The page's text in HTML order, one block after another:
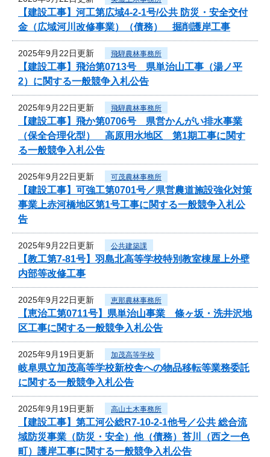
【建設工事】河工第広域4-2-1号/公共 防災・安全交付
金（広域河川改修事業）（債務） 掘削護岸工事
2025年9月22日更新 飛騨農林事務所
【建設工事】飛治第0713号 県単治山工事（湯ノ平
2）に関する一般競争入札公告
2025年9月22日更新 飛騨農林事務所
【建設工事】飛か第0706号 県営かんがい排水事業
（保全合理化型） 高原用水地区 第1期工事に関す
る一般競争入札公告
2025年9月22日更新 可茂農林事務所
【建設工事】可強工第0701号／県営農道施設強化対策
事業上赤河橋地区第1号工事に関する一般競争入札公
告
2025年9月22日更新 公共建築課
【教工第7-81号】羽島北高等学校特別教室棟屋上外壁
内部等改修工事
2025年9月22日更新 恵那農林事務所
【恵治工第0711号】県単治山事業 條ヶ坂・洗井沢地
区工事に関する一般競争入札公告
2025年9月19日更新 加茂高等学校
岐阜県立加茂高等学校新校舎への物品移転等業務委託
に関する一般競争入札公告
2025年9月19日更新 高山土木事務所
【建設工事】第工河公総R7-10-2-1他号／公共 総合流
域防災事業（防災・安全）他（債務）苔川（西之一色
町）護岸工事に関する一般競争入札公告